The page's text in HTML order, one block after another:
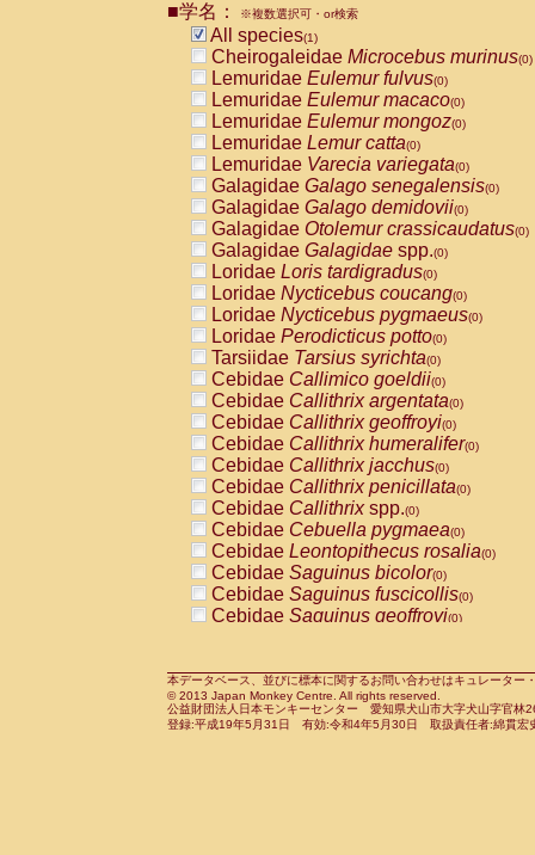
CebidaeCebus nigrivittatus
CebidaeCebus
CebidaeSaimiri boliviensis(0)
CebidaeSaimiri sciureus(0)
AtelidaeAlouatta caraya(0)
AtelidaeAlouatta fusca(0)
AtelidaeAlouatta seniculus
AtelidaeAlouattaspp.(0)
AtelidaeAteles belzebuth(0)
AtelidaeAteles geoffroyi(0)
AtelidaeAteles paniscus(0)
AtelidaeAtelesspp.(0)
Atelidae Lagothrix lagothricha
AtelidaeLagothrix lagothricha cana
PitheciidaeCacajao calvus
PitheciidaeCallicebus cupreus
PitheciidaeCallicebus donacophilus
PitheciidaeCallicebus moloch
PitheciidaeCallicebus torquatus
PitheciidaeCallicebusspp.(0)
PitheciidaeChiropotes satanas(0)
PitheciidaePithecia monachus
PitheciidaePithecia pithecia(0)
CercopithecidaeCercocebus agilis
CercopithecidaeCercocebus
CercopithecidaeCercocebus
CercopithecidaeCercocebus
CercopithecidaeCercocebus
CercopithecidaeCercocebushybrid
CercopithecidaePapio anubis(0)
CercopithecidaePapio cynocephalus
CercopithecidaePapio hamadryas(0)
■学名： ※複数選択可・or検索
All species(1)
Cheirogaleidae Microcebus murinus(0)
Lemuridae Eulemur fulvus(0)
Lemuridae Eulemur macaco(0)
Lemuridae Eulemur mongoz(0)
Lemuridae Lemur catta(0)
Lemuridae Varecia variegata(0)
Galagidae Galago senegalensis(0)
Galagidae Galago demidovii(0)
Galagidae Otolemur crassicaudatus(0)
Galagidae Galagidae spp.(0)
Loridae Loris tardigradus(0)
Loridae Nycticebus coucang(0)
Loridae Nycticebus pygmaeus(0)
Loridae Perodicticus potto(0)
Tarsiidae Tarsius syrichta(0)
Cebidae Callimico goeldii(0)
Cebidae Callithrix argentata(0)
Cebidae Callithrix geoffroyi(0)
Cebidae Callithrix humeralifer(0)
Cebidae Callithrix jacchus(0)
Cebidae Callithrix penicillata(0)
Cebidae Callithrixspp.(0)
Cebidae Cebuella pygmaea(0)
Cebidae Leontopithecus rosalia(0)
Cebidae Saguinus bicolor(0)
Cebidae Saguinus fuscicollis(0)
Cebidae Saguinus geoffroyi(0)
CebidaeSaguinus leucopus(0)
CebidaeSaguinus midas(0)
Cebidae Saguinus mystax(0)
本データベース、並びに標本に関するお問い合わせはキュレータ
© 2013 Japan Monkey Centre. All rights reserved.
公益財団法人日本モンキーセンター 愛知県犬山市大字犬山字官
登録:平成19年5月31日 有効:令和4年5月30日 取扱責任者:綿貫宏